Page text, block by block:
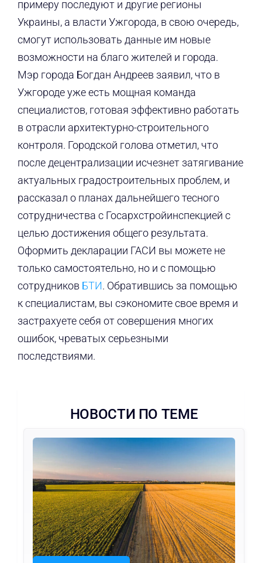
примеру последуют и другие регионы
Украины, а власти Ужгорода, в свою очередь,
смогут использовать данные им новые
возможности на благо жителей и города.
Мэр города Богдан Андреев заявил, что в
Ужгороде уже есть мощная команда
специалистов, готовая эффективно работать
в отрасли архитектурно-строительного
контроля. Городской голова отметил, что
после децентрализации исчезнет затягивание
актуальных градостроительных проблем, и
рассказал о планах дальнейшего тесного
сотрудничества с Госархстройинспекцией с
целью достижения общего результата.
Оформить декларации ГАСИ вы можете не
только самостоятельно, но и с помощью
сотрудников БТИ. Обратившись за помощью
к специалистам, вы сэкономите свое время и
застрахуете себя от совершения многих
ошибок, чреватых серьезными
последствиями.
НОВОСТИ ПО ТЕМЕ